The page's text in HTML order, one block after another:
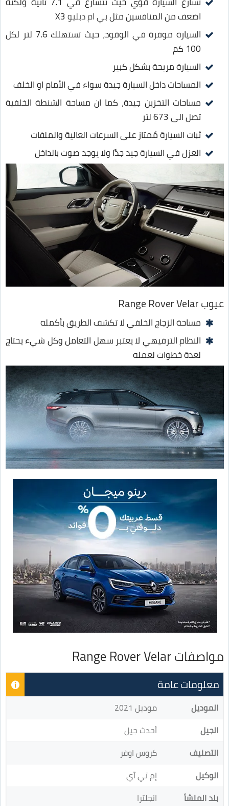
اضعف من المنافسين مثلبي ام دبليو
السيارة موفرة في الوقود، حيث تستهلك 7.6 لتر لكل
100 كم
السيارة مريحة بشكل كبير
المساحات داخل السيارة جيدة سواء في الأمام او الخلف
مساحات التخزين جيدة، كما ان مساحة الشنطة الخلفية
تصل الى 673 لتر
ثبات السيارة مُمتاز على السرعات العالية والملفات
العزل في السيارة جيد جدًا ولا يوجد صوت بالداخل
عيوب Range Rover Velar
مساحة الزجاج الخلفي لا تكشف الطريق بأكمله
النظام الترفيهي لا يعتبر سهل التعامل وكل شيء يحتاج
لعدة خطوات لعمله
مواصفات Range Rover Velar
معلومات عامة
الموديل
موديل 2021
الجيل
أحدث جيل
التصنيف
كروس اوفر
الوكيل
إم تي آي
بلد المنشأ
انجلترا